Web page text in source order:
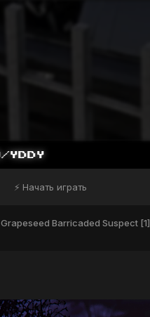
⚡ Начать играть
Grapeseed Barricaded Suspect [1]